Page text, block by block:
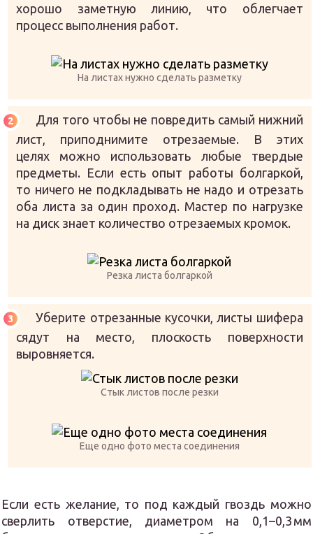
хорошо заметную линию, что облегчает
процесс выполнения работ.
На листах нужно сделать разметку
Для того чтобы не повредить самый нижний
лист, приподнимите отрезаемые. В этих
целях можно использовать любые твердые
предметы. Если есть опыт работы болгаркой,
то ничего не подкладывать не надо и отрезать
оба листа за один проход. Мастер по нагрузке
на диск знает количество отрезаемых кромок.
Резка листа болгаркой
Уберите отрезанные кусочки, листы шифера
сядут на место, плоскость поверхности
выровняется.
Стык листов после резки
Еще одно фото места соединения
Если есть желание, то под каждый гвоздь можно
сверлить отверстие, диаметром на 0,1–0,3 мм